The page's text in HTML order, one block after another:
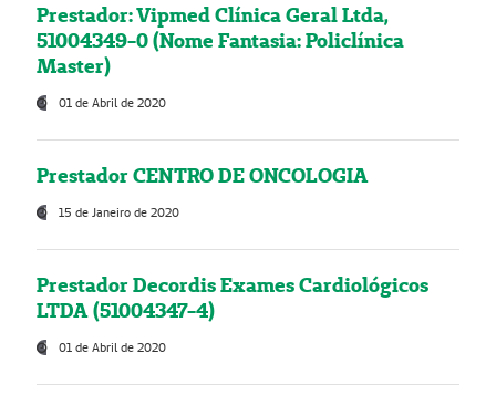
Prestador: Vipmed Clínica Geral Ltda,
51004349-0 (Nome Fantasia: Policlínica
Master)
01 de Abril de 2020
Prestador CENTRO DE ONCOLOGIA
15 de Janeiro de 2020
Prestador Decordis Exames Cardiológicos
LTDA (51004347-4)
01 de Abril de 2020